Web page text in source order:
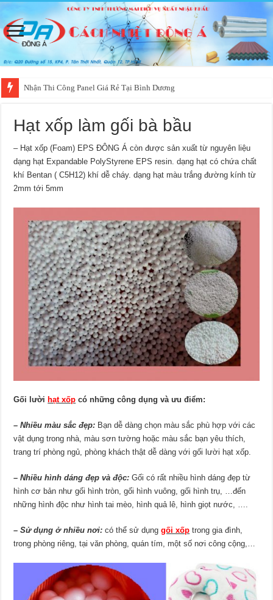
Nhận Thi Công Panel Giá Rẻ Tại Bình Dương
Hạt xốp làm gối bà bầu
– Hạt xốp (Foam) EPS ĐÔNG Á còn được sản xuất từ nguyên liệu
dạng hạt Expandable PolyStyrene EPS resin. dạng hạt có chứa chất
khí Bentan ( C5H12) khí dễ cháy. dạng hạt màu trắng đường kính từ
2mm tới 5mm
Gối lười hạt xốp có những công dụng và ưu điểm:
– Nhiều màu sắc đẹp: Bạn dễ dàng chọn màu sắc phù hợp với các
vật dụng trong nhà, màu sơn tường hoặc màu sắc bạn yêu thích,
trang trí phòng ngủ, phòng khách thật dễ dàng với gối lười hạt xốp.
– Nhiều hình dáng đẹp và độc: Gối có rất nhiều hình dáng đẹp từ
hình cơ bản như gối hình tròn, gối hình vuông, gối hình trụ, …đến
những hình độc như hình tai mèo, hình quả lê, hình giọt nước, ….
– Sử dụng ở nhiều nơi: có thể sử dụnggối xốp trong gia đình,
trong phòng riêng, tại văn phòng, quán tím, một số nơi công cộng,…